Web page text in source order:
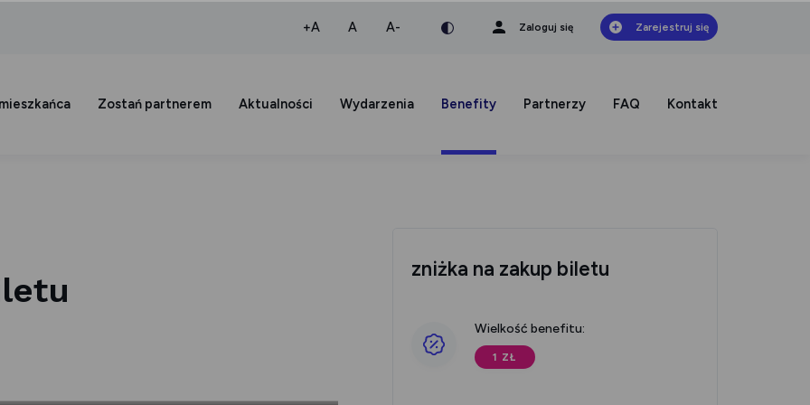
+Awiększa czcionka
Anormalna czcionka
A-mniejsza czcionka Zaloguj się Zarejestruj się
Zostań partnerem Aktualności Wydarzenia Benefity Partnerzy FAQ Kontakt
zniżka na zakup biletu
Wielkość benefitu:
1 ZŁ